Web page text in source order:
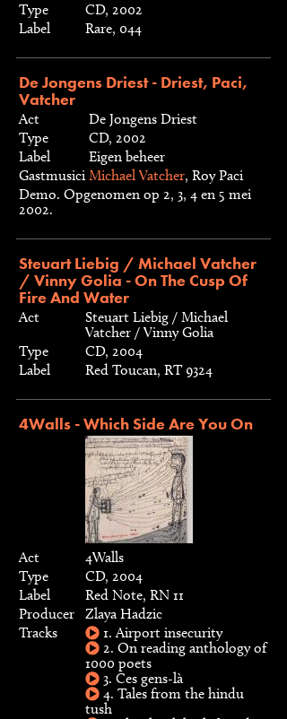
Type
CD, 2002
Label
Rare, 044
De Jongens Driest - Driest, Paci,
Vatcher
Act
De Jongens Driest
Type
CD, 2002
Label
Eigen beheer
Gastmusici Michael Vatcher, Roy Paci
Demo. Opgenomen op 2, 3, 4 en 5 mei
2002.
Steuart Liebig / Michael Vatcher
/ Vinny Golia - On The Cusp Of
Fire And Water
Act
Steuart Liebig / Michael
Vatcher / Vinny Golia
Type
CD, 2004
Label
Red Toucan, RT 9324
4Walls - Which Side Are You On
Act
4Walls
Type
CD, 2004
Label
Red Note, RN 11
Producer
Zlaya Hadzic
Tracks
1. Airport insecurity
2. On reading anthology of
1000 poets
3. Ces gens-là
4. Tales from the hindu
tush